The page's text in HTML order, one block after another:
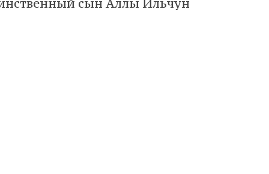
сын Аллы Ильчун